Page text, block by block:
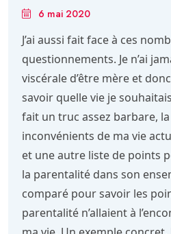
6 mai 2020
J’ai aussi fait face à ces
questionnements. Je n’ai
viscérale d’être mère et
savoir quelle vie je
fait un truc assez barbare,
inconvénients de ma vie
et une autre liste de points
la parentalité dans son
comparé pour savoir les
parentalité n’allaient à